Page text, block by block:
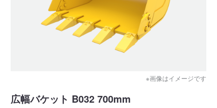
※画像はイメージです
広幅バケット B032 700mm